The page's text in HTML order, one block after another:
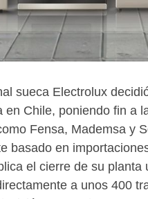
sueca Electrolux
en Chile, poniendo fin a
Fensa, Mademsa y
basado en
el cierre de su
a unos 400